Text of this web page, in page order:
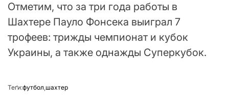
Отметим, что за три года работы в
Шахтере Пауло Фонсека выиграл 7
трофеев: трижды чемпионат и кубок
Украины, а также однажды Суперкубок.
Теґи:футбол,шахтер